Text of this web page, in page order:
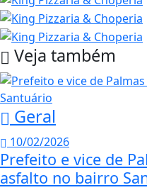
Veja também
Geral
10/02/2026
Prefeito e vice de
asfalto no bairro